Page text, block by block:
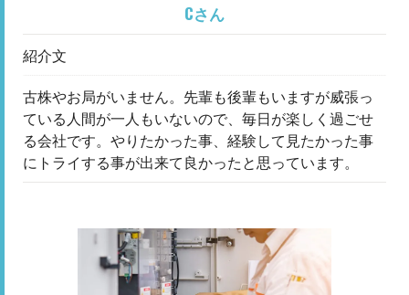
Cさん
紹介文
古株やお局がいません。先輩も後輩もいますが威張っ
ている人間が一人もいないので、毎日が楽しく過ごせ
る会社です。やりたかった事、経験して見たかった事
にトライする事が出来て良かったと思っています。